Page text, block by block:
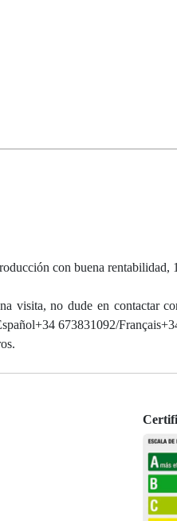
con buena rentabilidad,
visita, no dude en contactar
673831092/